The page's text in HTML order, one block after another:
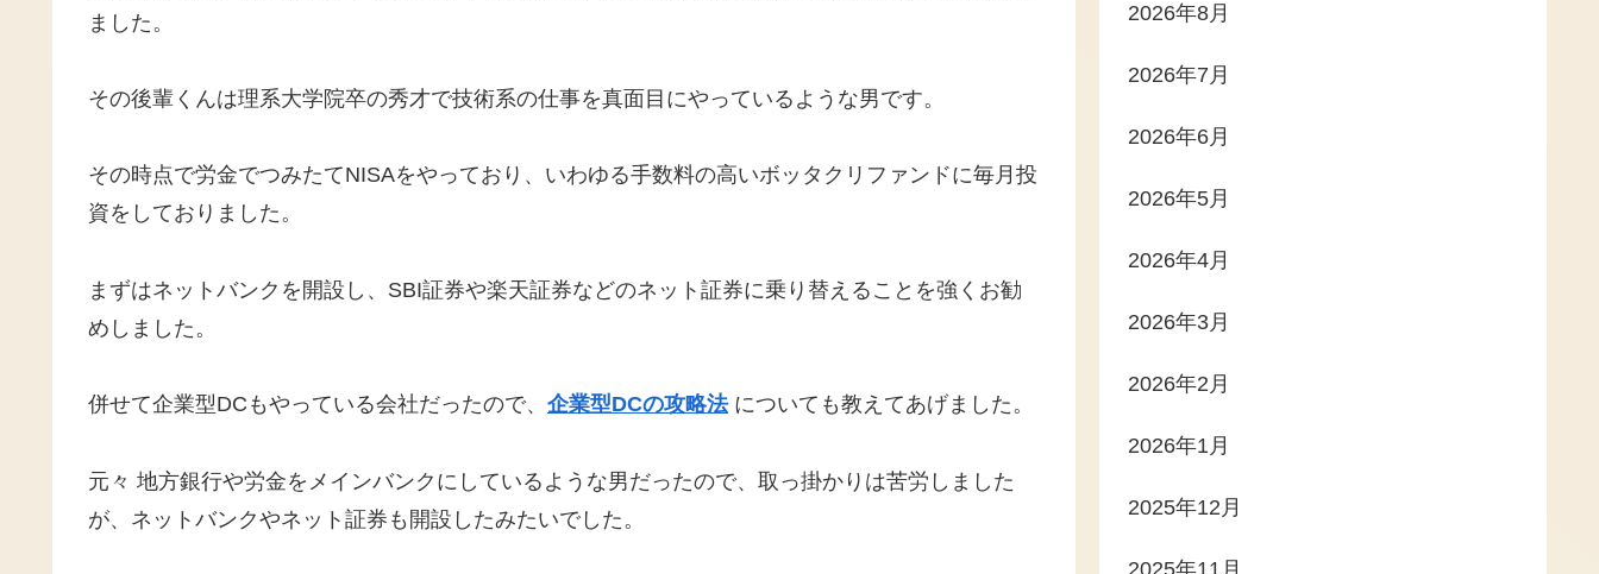
ました。
その後輩くんは理系大学院卒の秀才で技術系の仕事を真面目にやっているような男です。
その時点で労金でつみたてNISAをやっており、いわゆる手数料の高いボッタクリファンドに毎月投
資をしておりました。
まずはネットバンクを開設し、SBI証券や楽天証券などのネット証券に乗り替えることを強くお勧
めしました。
併せて企業型DCもやっている会社だったので、 企業型DCの攻略法についても教えてあげました。
元々 地方銀行や労金をメインバンクにしているような男だったので、取っ掛かりは苦労しました
が、ネットバンクやネット証券も開設したみたいでした。
2026年8月
2026年7月
2026年6月
2026年5月
2026年4月
2026年3月
2026年2月
2026年1月
2025年12月